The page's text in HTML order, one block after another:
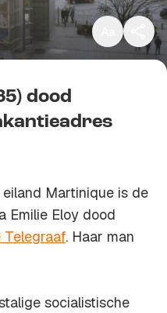
Kopieer link
dood
Martinique is de
Emilie Eloy dood
Telegraaf. Haar man
socialistische